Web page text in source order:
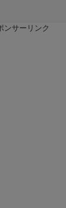
ンサーリンク